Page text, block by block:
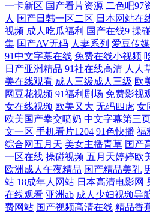
人网A片 91热久久免费频精品99欧美 乱
产屎交在线观看 青娱乐91豆花 亚洲视频
在线视频免费看 污污污污污污网站 91熟
本亚洲中文字幕不卡 粤昌电影网 高清电
日本色片在线观看 伊人春婷婷 丰满岳乱
人妻 97人人插国产视频 国产专区精品
妇AV片在线观看 麻豆91福利社 婷婷日
一卡新区 国产看片资源 二色吧97
人 国产日韩一区二区 日本网站在
视频 成人吃瓜福利 国产在线9 操
集 国产AV无码 人妻系列 爱豆传
91中文字幕在线 免费在线小视频
日产亚洲精品 91社在线高清 人人
美在线观看 成人三级成人三级 欧
网豆花视频 91福利剧场 免费影视
女在线视频 欧美又大 无码四虎 女
欧美国产拳交喷奶 中文字幕第三
文一区 手机看片1204 91色快播 福
综合网五月天 美女主播青草 国产
一区在线 操碰视频 五月天婷婷欧
欧洲成人午夜精品 国产精品美乳
站 18成年人网站 日本高清电影网
在线观看 亚洲ab 成人少妇视频导
费网站 国产视频高清在线 精品香